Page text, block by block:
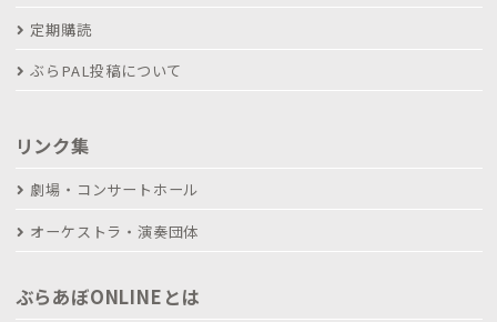
定期購読
ぶらPAL投稿について
リンク集
劇場・コンサートホール
オーケストラ・演奏団体
ぶらあぼONLINEとは